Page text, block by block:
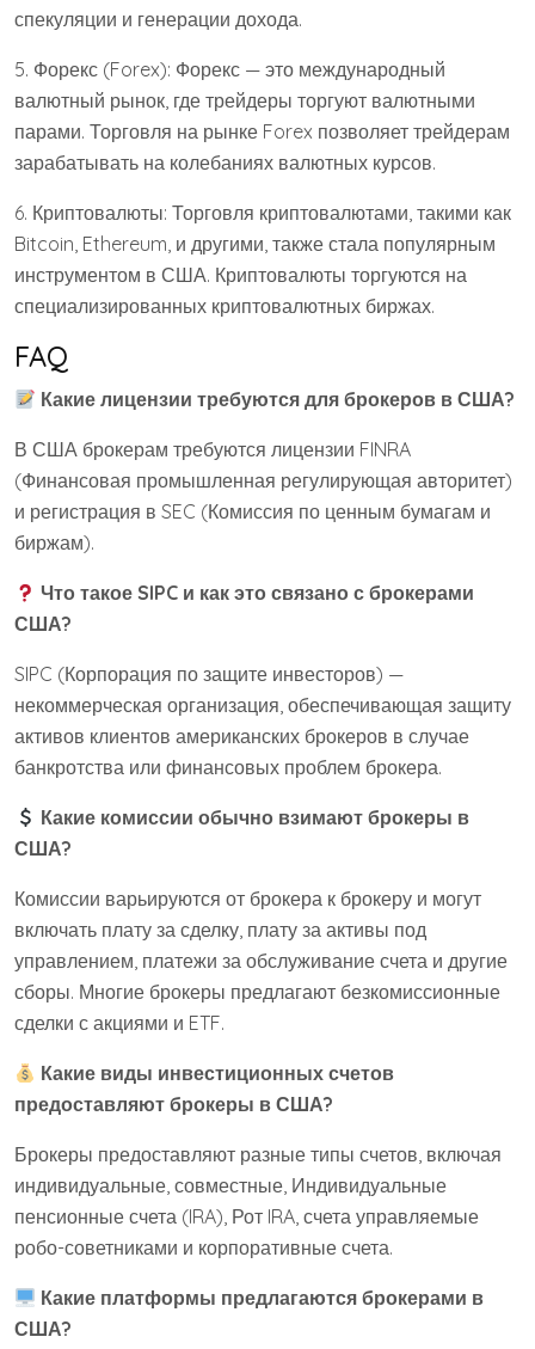
спекуляции и генерации дохода.
5. Форекс (Forex): Форекс — это международный
валютный рынок, где трейдеры торгуют валютными
парами. Торговля на рынке Forex позволяет трейдерам
зарабатывать на колебаниях валютных курсов.
6. Криптовалюты: Торговля криптовалютами, такими как
Bitcoin, Ethereum, и другими, также стала популярным
инструментом в США. Криптовалюты торгуются на
специализированных криптовалютных биржах.
FAQ
Какие лицензии требуются для брокеров в США?
В США брокерам требуются лицензии FINRA
(Финансовая промышленная регулирующая авторитет)
и регистрация в SEC (Комиссия по ценным бумагам и
биржам).
Что такое SIPC и как это связано с брокерами
США?
SIPC (Корпорация по защите инвесторов) —
некоммерческая организация, обеспечивающая защиту
активов клиентов американских брокеров в случае
банкротства или финансовых проблем брокера.
Какие комиссии обычно взимают брокеры в
США?
Комиссии варьируются от брокера к брокеру и могут
включать плату за сделку, плату за активы под
управлением, платежи за обслуживание счета и другие
сборы. Многие брокеры предлагают безкомиссионные
сделки с акциями и ETF.
Какие виды инвестиционных счетов
предоставляют брокеры в США?
Брокеры предоставляют разные типы счетов, включая
индивидуальные, совместные, Индивидуальные
пенсионные счета (IRA), Рот IRA, счета управляемые
робо-советниками и корпоративные счета.
Какие платформы предлагаются брокерами в
США?